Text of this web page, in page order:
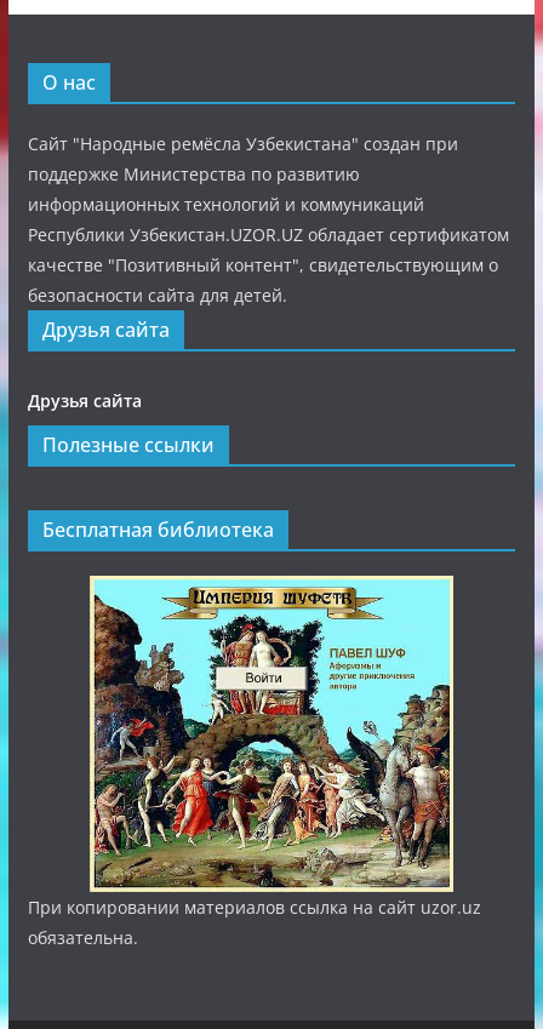
О нас
Сайт "Народные ремёсла Узбекистана" создан при
поддержке Министерства по развитию
информационных технологий и коммуникаций
Республики Узбекистан.UZOR.UZ обладает сертификатом
качестве "Позитивный контент", свидетельствующим о
безопасности сайта для детей.
Друзья сайта
Друзья сайта
Полезные ссылки
Бесплатная библиотека
При копировании материалов ссылка на сайт uzor.uz
обязательна.